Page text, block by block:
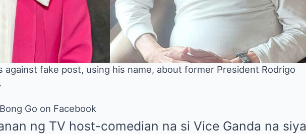
against fake post, using his name, about former President Rodrigo
Go on Facebook
ng TV host-comedian na si Vice Ganda na siya